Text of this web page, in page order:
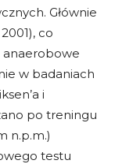
Głównie
co
anaerobowe
w badaniach
i
po treningu
n.p.m.)
testu